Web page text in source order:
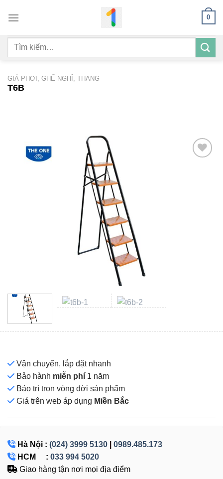
qua
dung
0
Tìm
GIÁ PHƠI, GHẾ NGHỈ, THANG
T6B
Vận chuyển, lắp đặt nhanh
Bảo hành miễn phí 1 năm
Bảo trì trọn vòng đời sản phẩm
Giá trên web áp dụng Miền Bắc
Hà Nội : (024) 3999 5130
0989.485.173
HCM : 033 994 5020
Giao hàng tận nơi mọi địa điểm